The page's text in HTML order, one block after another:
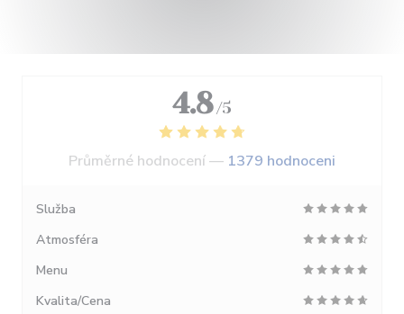
4.8 /5
Průměrné hodnocení — 1379 hodnoceni
Služba
Atmosféra
Menu
Kvalita/Cena